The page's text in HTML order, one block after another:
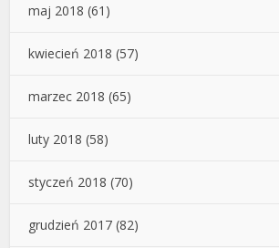
maj 2018 (61)
kwiecień 2018 (57)
marzec 2018 (65)
luty 2018 (58)
styczeń 2018 (70)
grudzień 2017 (82)